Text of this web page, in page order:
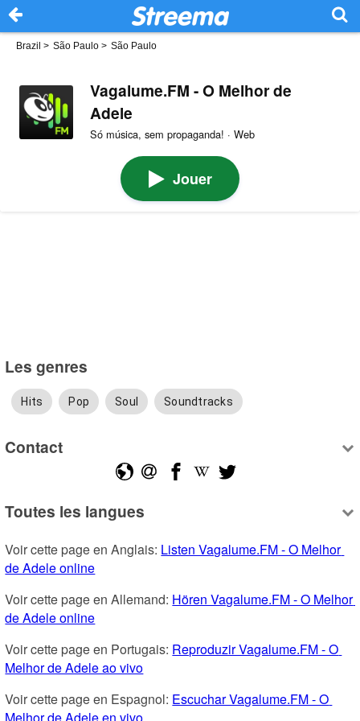
Brazil > São Paulo > São Paulo
Vagalume.FM - O Melhor de
Adele
Só música, sem propaganda! · Web
Jouer
Les genres
Hits Pop Soul Soundtracks
Contact
Toutes les langues
Voir cette page en Anglais: Listen Vagalume.FM - O Melhor
de Adele online
Voir cette page en Allemand: Hören Vagalume.FM - O Melhor
de Adele online
Voir cette page en Portugais: Reproduzir Vagalume.FM - O
Melhor de Adele ao vivo
Voir cette page en Espagnol: Escuchar Vagalume.FM - O
Melhor de Adele en vivo